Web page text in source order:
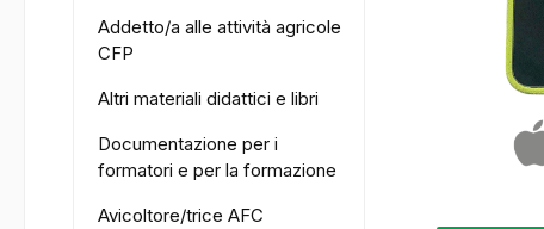
Addetto/a alle attività agricole
CFP
Altri materiali didattici e libri
Documentazione per i
formatori e per la formazione
Avicoltore/trice AFC